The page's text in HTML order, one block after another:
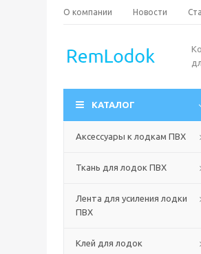
О компании Новости
КАТАЛОГ
Аксессуары к лодкам ПВХ
Ткань для лодок ПВХ
Лента для усиления лодки
ПВХ
Клей для лодок